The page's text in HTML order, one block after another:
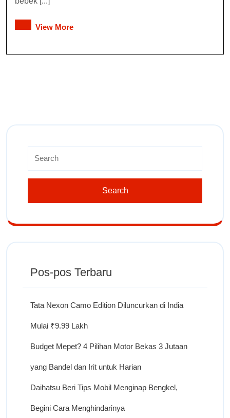
View More
Pos-pos Terbaru
Tata Nexon Camo Edition Diluncurkan di India
Mulai ₹9.99 Lakh
Budget Mepet? 4 Pilihan Motor Bekas 3 Jutaan
yang Bandel dan Irit untuk Harian
Daihatsu Beri Tips Mobil Menginap Bengkel,
Begini Cara Menghindarinya